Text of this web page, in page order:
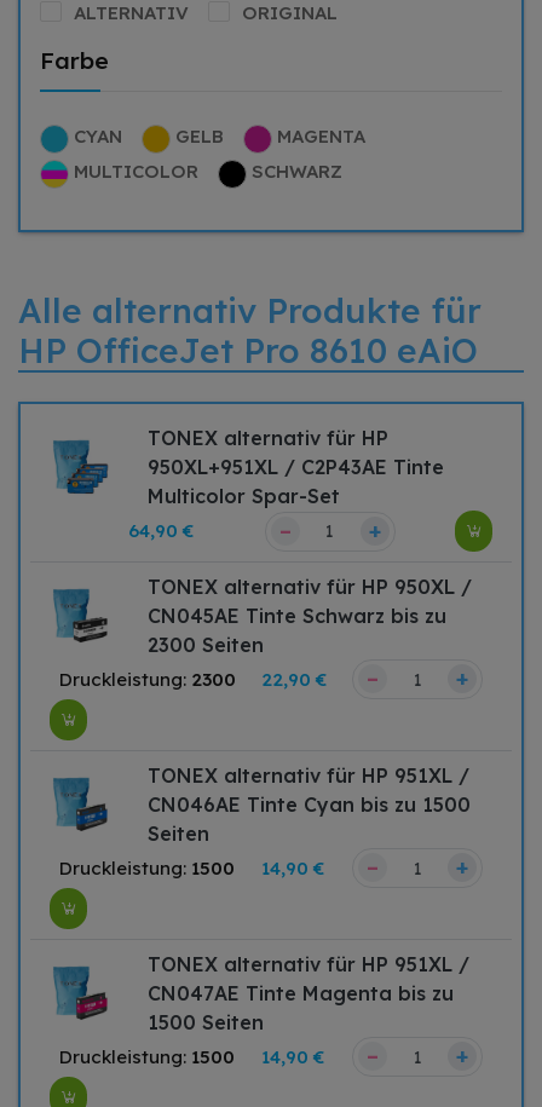
ALTERNATIV ORIGINAL
Farbe
CYAN GELB
MAGENTA
MULTICOLOR
SCHWARZ
Alle alternativ Produkte für
HP OfficeJet Pro 8610 eAiO
TONEX alternativ für HP
950XL+951XL / C2P43AE Tinte
Multicolor Spar-Set
64,90 € – +
TONEX alternativ für HP 950XL /
CN045AE Tinte Schwarz bis zu
2300 Seiten
Druckleistung: 2300 22,90 € – +
TONEX alternativ für HP 951XL /
CN046AE Tinte Cyan bis zu 1500
Seiten
Druckleistung: 1500 14,90 € – +
TONEX alternativ für HP 951XL /
CN047AE Tinte Magenta bis zu
1500 Seiten
Druckleistung: 1500 14,90 € – +